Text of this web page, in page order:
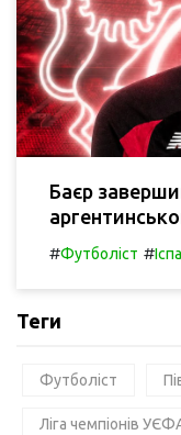
Баєр
#Футболіст #
Теги
Футболіст
Ліга чемпіонів